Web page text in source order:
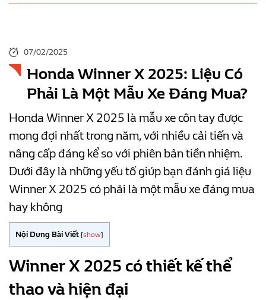
07/02/2025
Honda Winner X 2025: Liệu Có
Phải Là Một Mẫu Xe Đáng Mua?
Honda Winner X 2025 là mẫu xe côn tay được
mong đợi nhất trong năm, với nhiều cải tiến và
nâng cấp đáng kể so với phiên bản tiền nhiệm.
Dưới đây là những yếu tố giúp bạn đánh giá liệu
Winner X 2025 có phải là một mẫu xe đáng mua
hay không
Nội Dung Bài Viết [show]
Winner X 2025 có thiết kế thể
thao và hiện đại